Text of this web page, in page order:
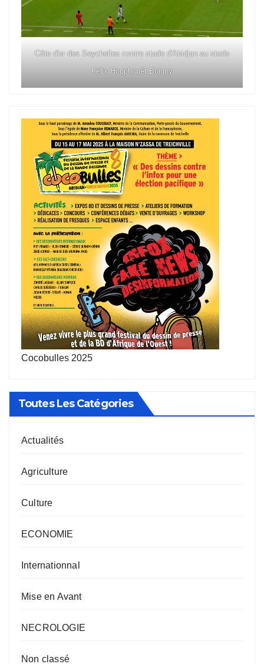
Côte d'or des Seychelles contre stade d'Abidjan au stade
Félix Houphouët Boigny
Cocobulles 2025
Toutes Les Catégories
Actualités
Agriculture
Culture
ECONOMIE
Internationnal
Mise en Avant
NECROLOGIE
Non classé